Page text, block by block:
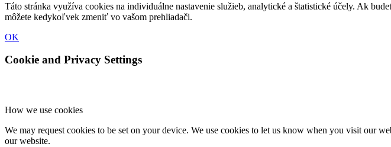
Táto stránka využíva cookies na individuálne nastavenie služieb, analytické a štatistické účely. Ak
môžete kedykoľvek zmeniť vo vašom prehliadači.
OK
Cookie and Privacy Settings
How we use cookies
We may request cookies to be set on your device. We use cookies to let us know when you visit our
our website.